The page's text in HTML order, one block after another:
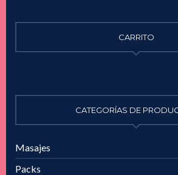
CARRITO
CATEGORÍAS DE
Masajes
Packs